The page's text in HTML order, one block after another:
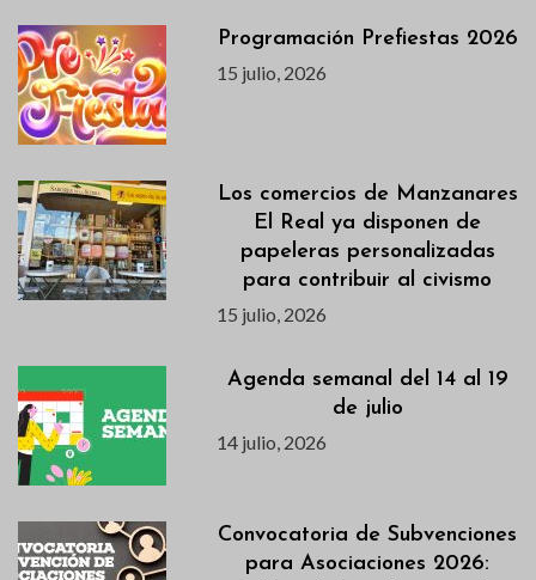
Programación Prefiestas 2026
15 julio, 2026
Los comercios de Manzanares
El Real ya disponen de
papeleras personalizadas
para contribuir al civismo
15 julio, 2026
Agenda semanal del 14 al 19
de julio
14 julio, 2026
Convocatoria de Subvenciones
para Asociaciones 2026: